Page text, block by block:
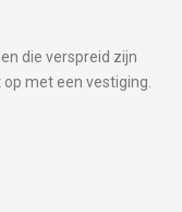
die verspreid zijn
met een vestiging.